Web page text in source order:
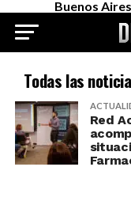
Buenos
Todas las
Red